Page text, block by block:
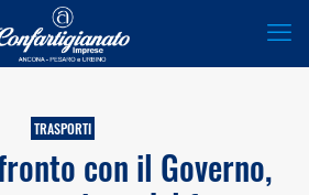
TRASPORTI
con il Governo,